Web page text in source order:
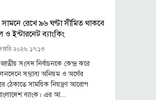
রেখে ৯৬ ঘণ্টা সীমিত থাকবে
ইন্টারনেট ব্যাংকিং
২০২৬, ১৭:১৩
সংসদ নির্বাচনকে কেন্দ্র করে
সম্ভাব্য অনিয়ম ও অর্থের
ঠেকাতে সাময়িক নিয়ন্ত্রণ আরোপ
ব্যাংক। এর আ...